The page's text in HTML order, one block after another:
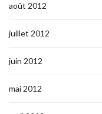
août 2012
juillet 2012
juin 2012
mai 2012